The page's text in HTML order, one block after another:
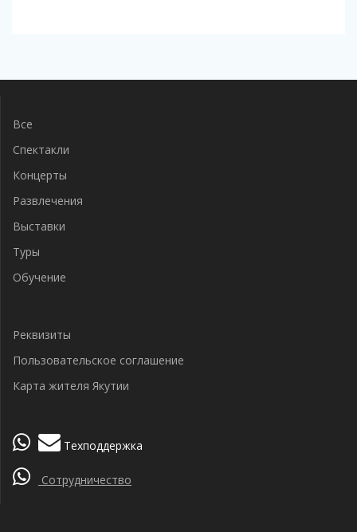
по
записям
Все
Спектакли
Концерты
Развлечения
Выставки
Туры
Обучение
Реквизиты
Пользовательское соглашение
Карта жителя Якутии
Техподдержка
Сотрудничество